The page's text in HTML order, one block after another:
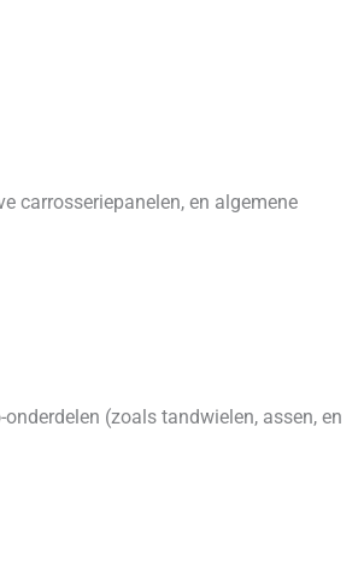
carrosseriepanelen, en algemene
(zoals tandwielen, assen, en